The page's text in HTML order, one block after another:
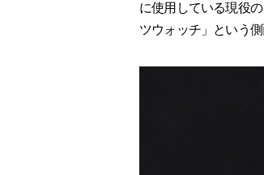
に使用している現役
ツウォッチ」という側